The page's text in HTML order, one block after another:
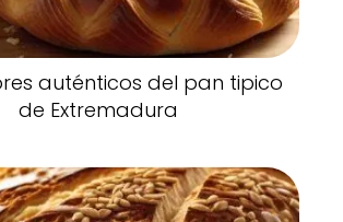
auténticos del pan tipico
de Extremadura